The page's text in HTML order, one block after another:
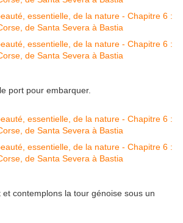
port pour embarquer.
contemplons la tour génoise sous un